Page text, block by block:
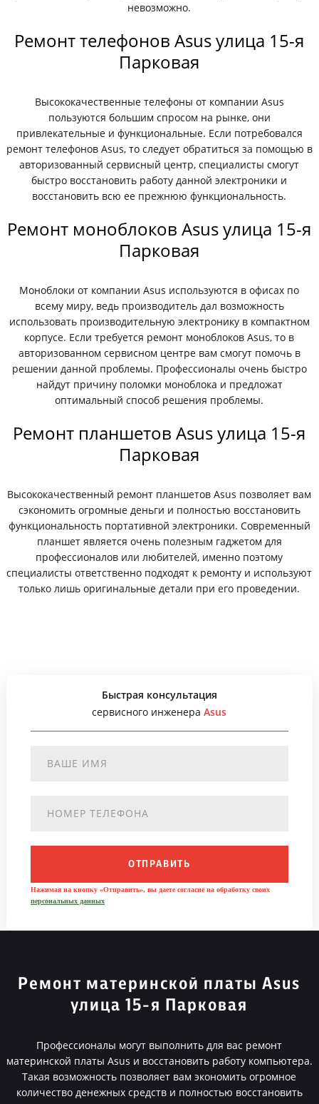
невозможно.
Ремонт телефонов Asus улица 15-я
Парковая
Высококачественные телефоны от компании Asus
пользуются большим спросом на рынке, они
привлекательные и функциональные. Если потребовался
ремонт телефонов Asus, то следует обратиться за помощью в
авторизованный сервисный центр, специалисты смогут
быстро восстановить работу данной электроники и
восстановить всю ее прежнюю функциональность.
Ремонт моноблоков Asus улица 15-я
Парковая
Моноблоки от компании Asus используются в офисах по
всему миру, ведь производитель дал возможность
использовать производительную электронику в компактном
корпусе. Если требуется ремонт моноблоков Asus, то в
авторизованном сервисном центре вам смогут помочь в
решении данной проблемы. Профессионалы очень быстро
найдут причину поломки моноблока и предложат
оптимальный способ решения проблемы.
Ремонт планшетов Asus улица 15-я
Парковая
Высококачественный ремонт планшетов Asus позволяет вам
сэкономить огромные деньги и полностью восстановить
функциональность портативной электроники. Современный
планшет является очень полезным гаджетом для
профессионалов или любителей, именно поэтому
специалисты ответственно подходят к ремонту и используют
только лишь оригинальные детали при его проведении.
Быстрая консультация
сервисного инженераAsus
ОТПРАВИТЬ
Нажимая на кнопку «Отправить», вы даете согласие на обработку своих
персональных данных
Ремонт материнской платы Asus
улица 15-я Парковая
Профессионалы могут выполнить для вас ремонт
материнской платы Asus и восстановить работу компьютера.
Такая возможность позволяет вам экономить огромное
количество денежных средств и полностью восстановить